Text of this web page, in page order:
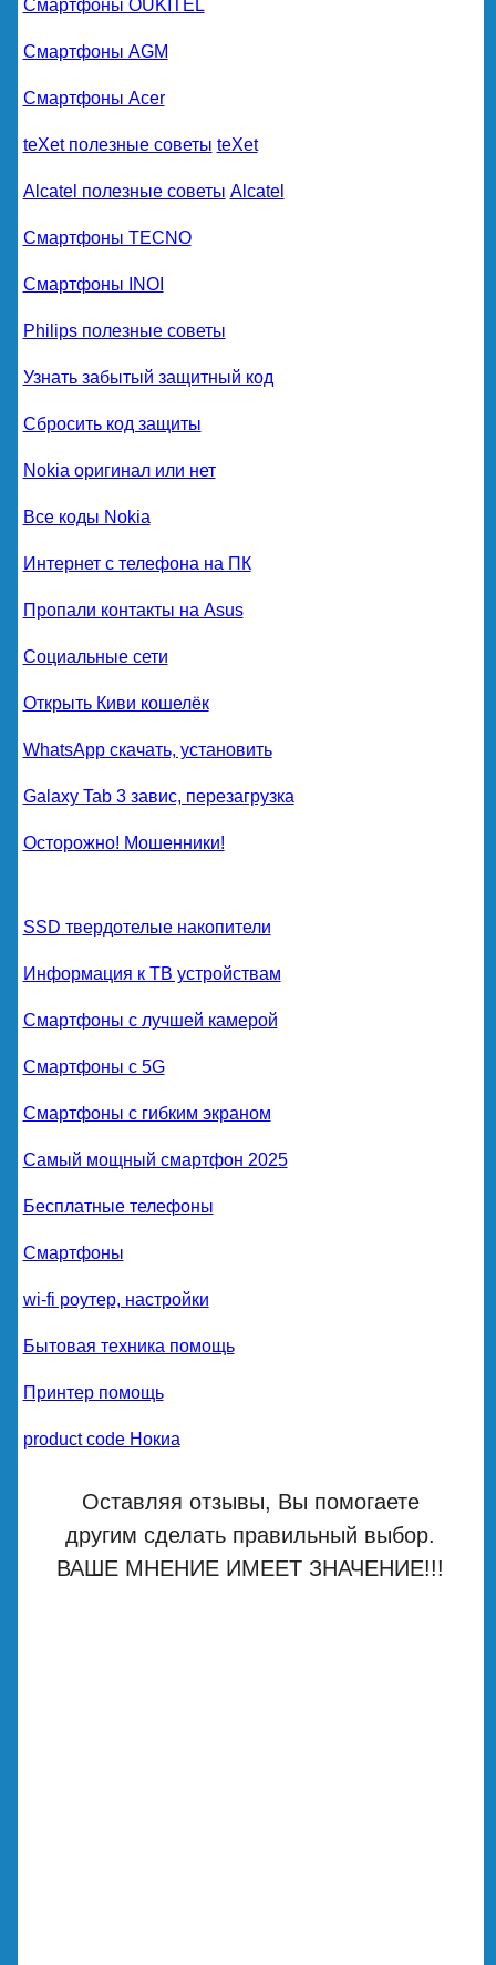
Смартфоны OUKITEL
Смартфоны AGM
Смартфоны Acer
teXet полезные советы teXet
Alcatel полезные советы Alcatel
Смартфоны TECNO
Смартфоны INOI
Philips полезные советы
Узнать забытый защитный код
Сбросить код защиты
Nokia оригинал или нет
Все коды Nokia
Интернет с телефона на ПК
Пропали контакты на Asus
Социальные сети
Открыть Киви кошелёк
WhatsApp скачать, установить
Galaxy Tab 3 завис, перезагрузка
Осторожно! Мошенники!
SSD твердотелые накопители
Информация к ТВ устройствам
Смартфоны с лучшей камерой
Смартфоны с 5G
Смартфоны с гибким экраном
Самый мощный смартфон 2025
Бесплатные телефоны
Смартфоны
wi-fi роутер, настройки
Бытовая техника помощь
Принтер помощь
product code Нокиа
Оставляя отзывы, Вы помогаете
другим сделать правильный выбор.
ВАШЕ МНЕНИЕ ИМЕЕТ ЗНАЧЕНИЕ!!!